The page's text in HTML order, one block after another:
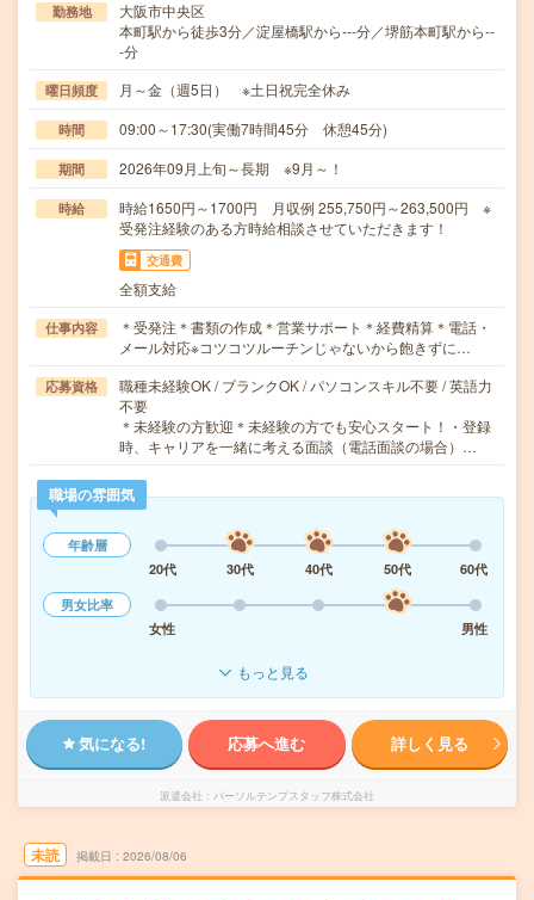
勤務地
大阪市中央区
本町駅から徒歩3分／淀屋橋駅から---分／堺筋本町駅から--
-分
曜日頻度 月～金（週5日） ※土日祝完全休み
時間 09:00～17:30(実働7時間45分 休憩45分)
期間 2026年09月上旬～長期 ※9月～！
時給
時給1650円～1700円 月収例 255,750円～263,500円 ※
受発注経験のある方時給相談させていただきます！
交通費
全額支給
仕事内容
＊受発注＊書類の作成＊営業サポート＊経費精算＊電話・
メール対応※コツコツルーチンじゃないから飽きずに…
応募資格
職種未経験OK / ブランクOK / パソコンスキル不要 / 英語力
不要
＊未経験の方歓迎＊未経験の方でも安心スタート！・登録
時、キャリアを一緒に考える面談（電話面談の場合）…
職場の雰囲気
年齢層
20代
30代 40代 50代
60代
男女比率
女性
男性
もっと見る
気になる! 応募へ進む 詳しく見る
派遣会社 パーソルテンプスタッフ株式会社
未読 掲載日 2026/08/06